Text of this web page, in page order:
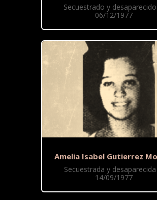
Secuestrado y
06/12/1977
Amelia Isabel Gutierrez
Secuestrada y
14/09/1977